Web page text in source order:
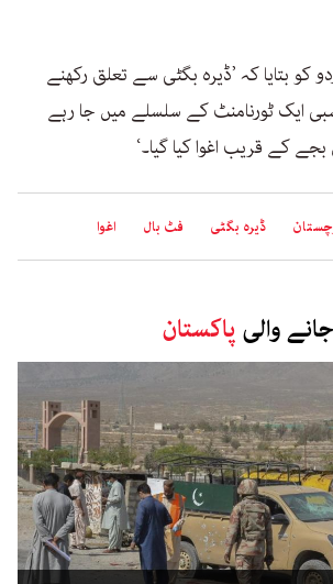
کو بتایا کہ ’ڈیرہ بگٹی سے تعلق رکھنے
ایک ٹورنامنٹ کے سلسلے میں جا رہے
کے قریب اغوا کیا گیا۔‘
ڈیرہ بگٹی فٹ بال اغوا
والی پاکستان